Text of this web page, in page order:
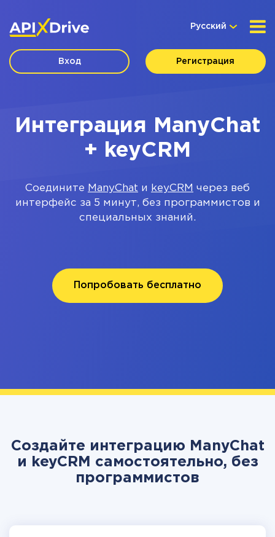
Русский
Вход Регистрация
Интеграция ManyChat
+ keyCRM
Соедините ManyChat и keyCRM через веб
интерфейс за 5 минут, без программистов и
специальных знаний.
Попробовать бесплатно
Создайте интеграцию ManyChat
и keyCRM самостоятельно, без
программистов